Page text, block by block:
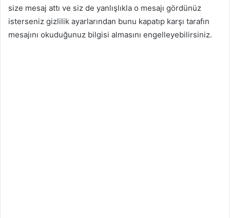
size mesaj attı ve siz de yanlışlıkla o mesajı gördünüz
isterseniz gizlilik ayarlarından bunu kapatıp karşı tarafın
mesajını okuduğunuz bilgisi almasını engelleyebilirsiniz.